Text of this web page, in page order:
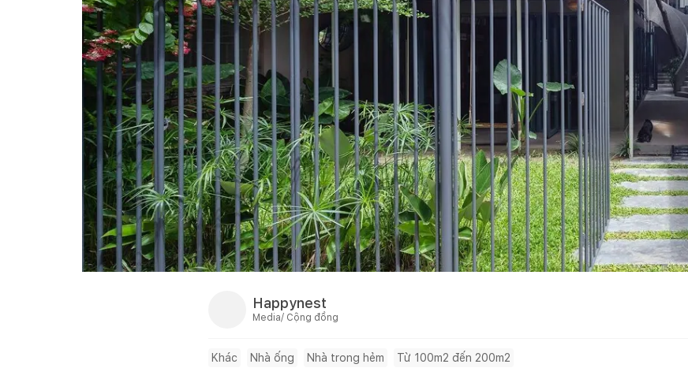
Happynest
Media/ Cộng đồng
Khác Nhà ống Nhà trong hẻm Từ 100m2 đến 200m2